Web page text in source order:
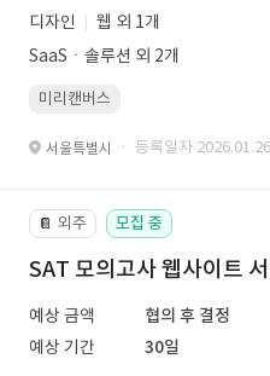
디자인
웹 외 1개
SaaSㆍ솔루션 외 2개
미리캔버스
서울특별시 · 등록일자
📔 외주 모집 중
SAT 모의고사 웹사이트
예상 금액
협의 후 결정
예상 기간
30일